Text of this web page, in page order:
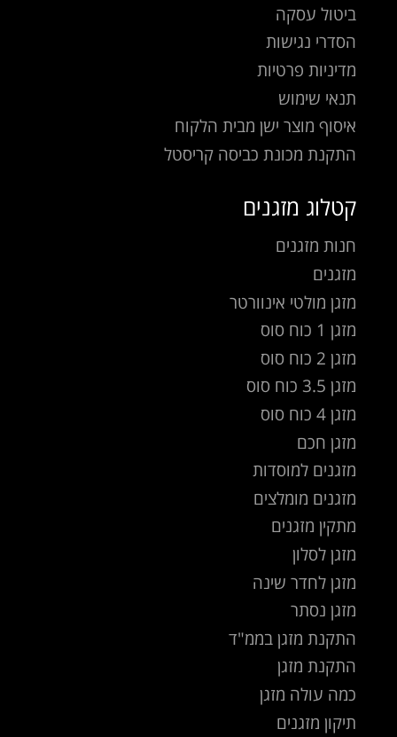
ביטול עסקה
הסדרי נגישות
מדיניות פרטיות
תנאי שימוש
איסוף מוצר ישן מבית הלקוח
התקנת מכונת כביסה קריסטל
קטלוג מזגנים
חנות מזגנים
מזגנים
מזגן מולטי אינוורטר
מזגן 1 כוח סוס
מזגן 2 כוח סוס
מזגן 3.5 כוח סוס
מזגן 4 כוח סוס
מזגן חכם
מזגנים למוסדות
מזגנים מומלצים
מתקין מזגנים
מזגן לסלון
מזגן לחדר שינה
מזגן נסתר
התקנת מזגן בממ"ד
התקנת מזגן
כמה עולה מזגן
תיקון מזגנים